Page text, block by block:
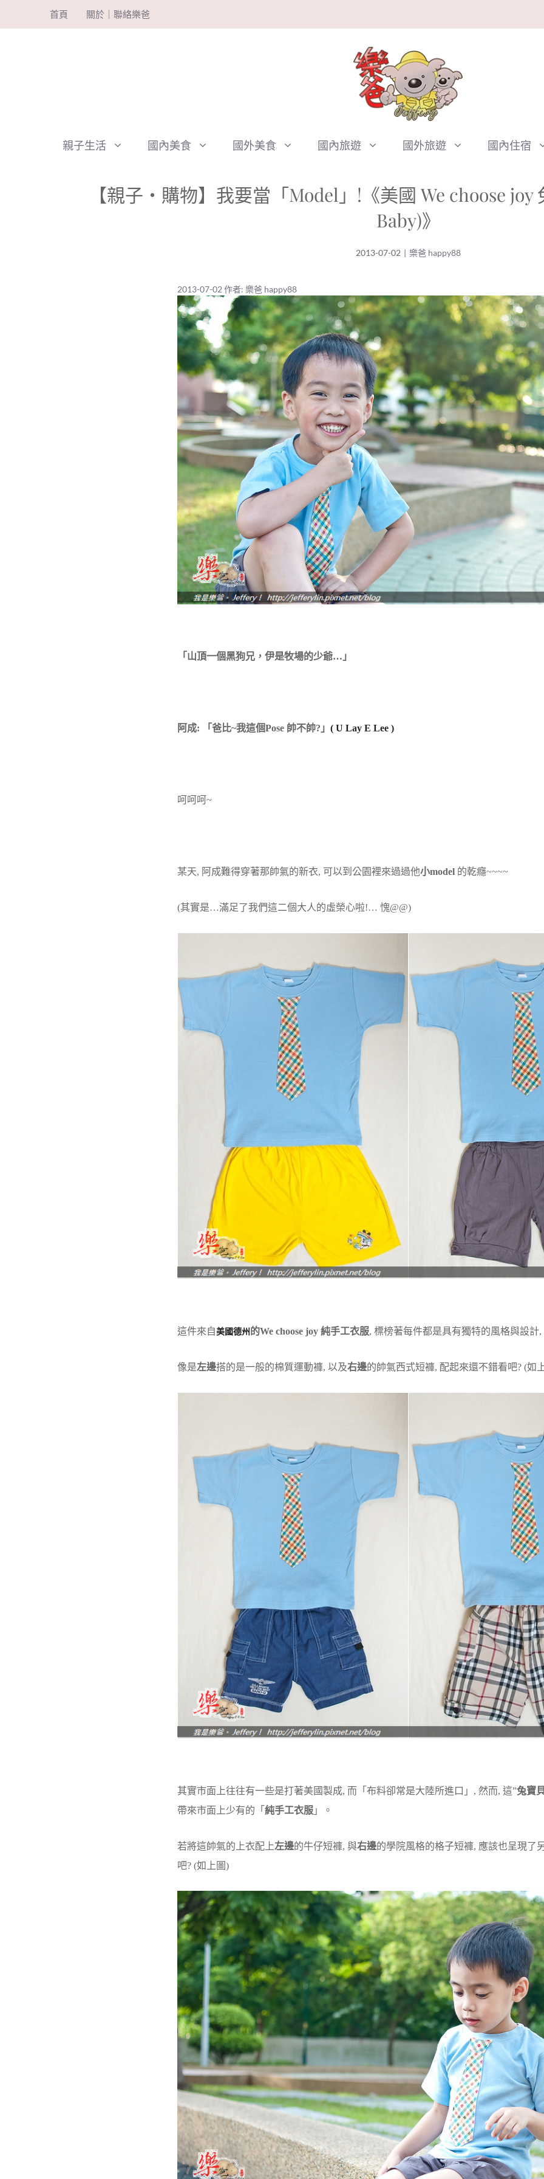
至
首頁 關於｜聯絡樂爸
親子生活 國內美食 國外美食 國內旅遊 國外旅遊 國內住宿
【親子‧購物】我要當「Model」!《美國 We choose
Baby)》
2013-07-02 | 樂爸 happy88
2013-07-02 作者: 樂爸 happy88
「山頂一個黑狗兄，伊是牧場的少爺…」
阿成: 「爸比~我這個Pose 帥不帥?」 ( U Lay E Lee )
呵呵呵~
某天, 阿成難得穿著那帥氣的新衣, 可以到公園裡來過過他小model 的乾癮~~~~
(其實是…滿足了我們這二個大人的虛榮心啦!… 愧@@)
這件來自美國德州的We choose joy 純手工衣服, 標榜著每件都是具有獨特的風格與設計,
像是左邊搭的是一般的棉質運動褲, 以及右邊的帥氣西式短褲, 配起來還不錯看吧? (如
其實市面上往往有一些是打著美國製成, 而「布料卻常是大陸所進口」, 然而, 這”兔寶
帶來市面上少有的「 純手工衣服 」。
若將這帥氣的上衣配上左邊的牛仔短褲, 與右邊的學院風格的格子短褲, 應該也呈現了
吧? (如上圖)